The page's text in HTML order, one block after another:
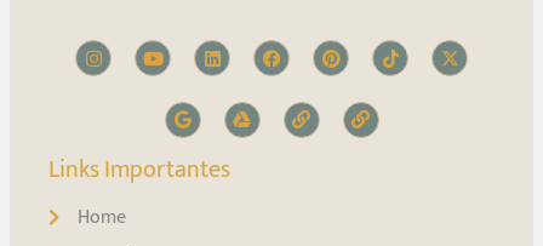
Links Importantes
Home